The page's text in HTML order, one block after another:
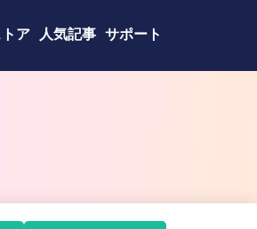
トア 人気記事 サポート